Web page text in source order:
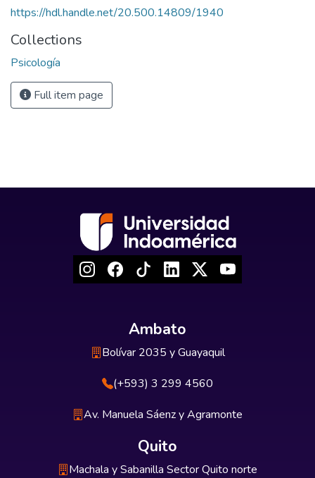
https://hdl.handle.net/20.500.14809/1940
Collections
Psicología
Full item page
Ambato
Bolívar 2035 y Guayaquil
(+593) 3 299 4560
Av. Manuela Sáenz y Agramonte
Quito
Machala y Sabanilla Sector Quito norte